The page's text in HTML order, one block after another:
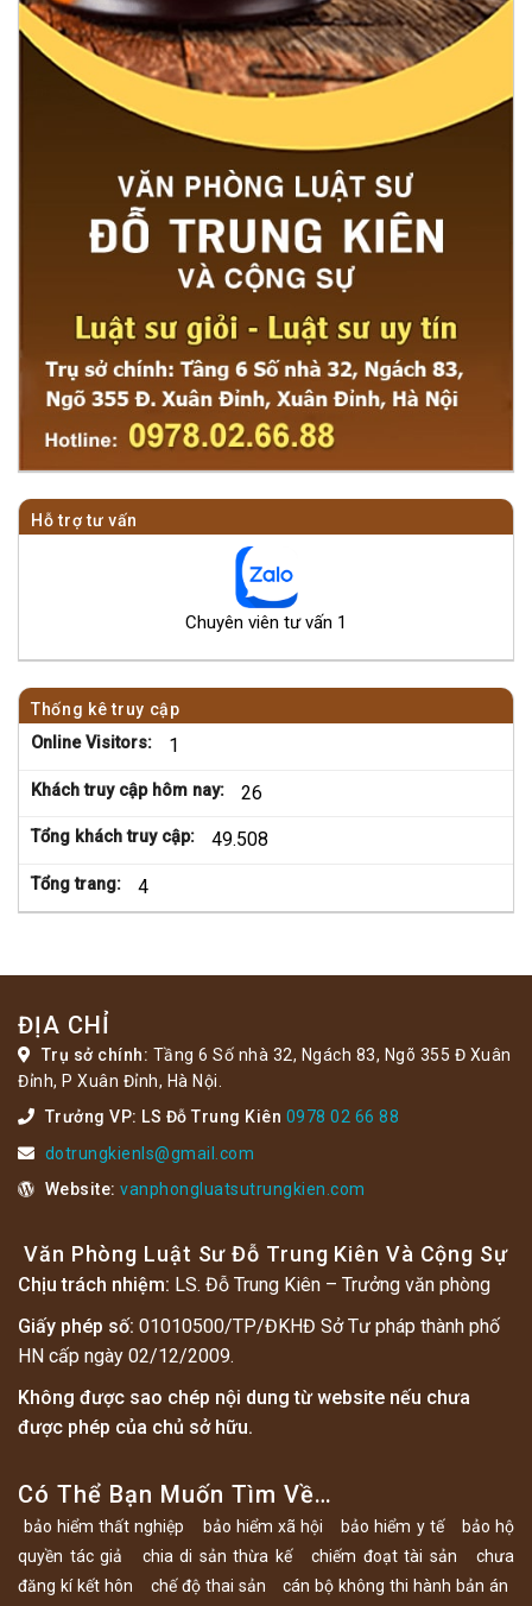
Hỗ trợ tư vấn
Chuyên viên tư vấn 1
Thống kê truy cập
Online Visitors: 1
Khách truy cập hôm nay: 26
Tổng khách truy cập: 49.508
Tổng trang: 4
ĐỊA CHỈ
Trụ sở chính: Tầng 6 Số nhà 32, Ngách 83, Ngõ 355 Đ Xuân
Đỉnh, P Xuân Đỉnh, Hà Nội.
Trưởng VP: LS Đỗ Trung Kiên 0978 02 66 88
dotrungkienls@gmail.com
Website: vanphongluatsutrungkien.com
Văn Phòng Luật Sư Đỗ Trung Kiên Và Cộng Sự
Chịu trách nhiệm: LS. Đỗ Trung Kiên – Trưởng văn phòng
Giấy phép số: 01010500/TP/ĐKHĐ Sở Tư pháp thành phố
HN cấp ngày 02/12/2009.
Không được sao chép nội dung từ website nếu chưa
được phép của chủ sở hữu.
Có Thể Bạn Muốn Tìm Về…
bảo hiểm thất nghiệp bảo hiểm xã hội bảo hiểm y tế
bảo hộ
quyền tác giả
chia di sản thừa kế chiếm đoạt tài sản
chưa
đăng kí kết hôn
chế độ thai sản cán bộ không thi hành bản án